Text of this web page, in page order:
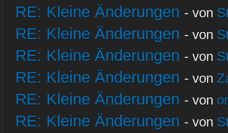
RE: Kleine Änderungen - von
RE: Kleine Änderungen - von
RE: Kleine Änderungen - von
RE: Kleine Änderungen - von
RE: Kleine Änderungen - von
RE: Kleine Änderungen - von